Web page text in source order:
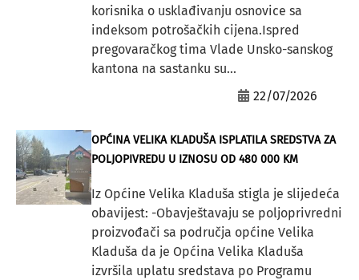
korisnika o usklađivanju osnovice sa
indeksom potrošačkih cijena.Ispred
pregovaračkog tima Vlade Unsko-sanskog
kantona na sastanku su...
22/07/2026
OPĆINA VELIKA KLADUŠA ISPLATILA SREDSTVA ZA
POLJOPIVREDU U IZNOSU OD 480 000 KM
Iz Općine Velika Kladuša stigla je slijedeća
obavijest: -Obavještavaju se poljoprivredni
proizvođači sa područja općine Velika
Kladuša da je Općina Velika Kladuša
izvršila uplatu sredstava po Programu